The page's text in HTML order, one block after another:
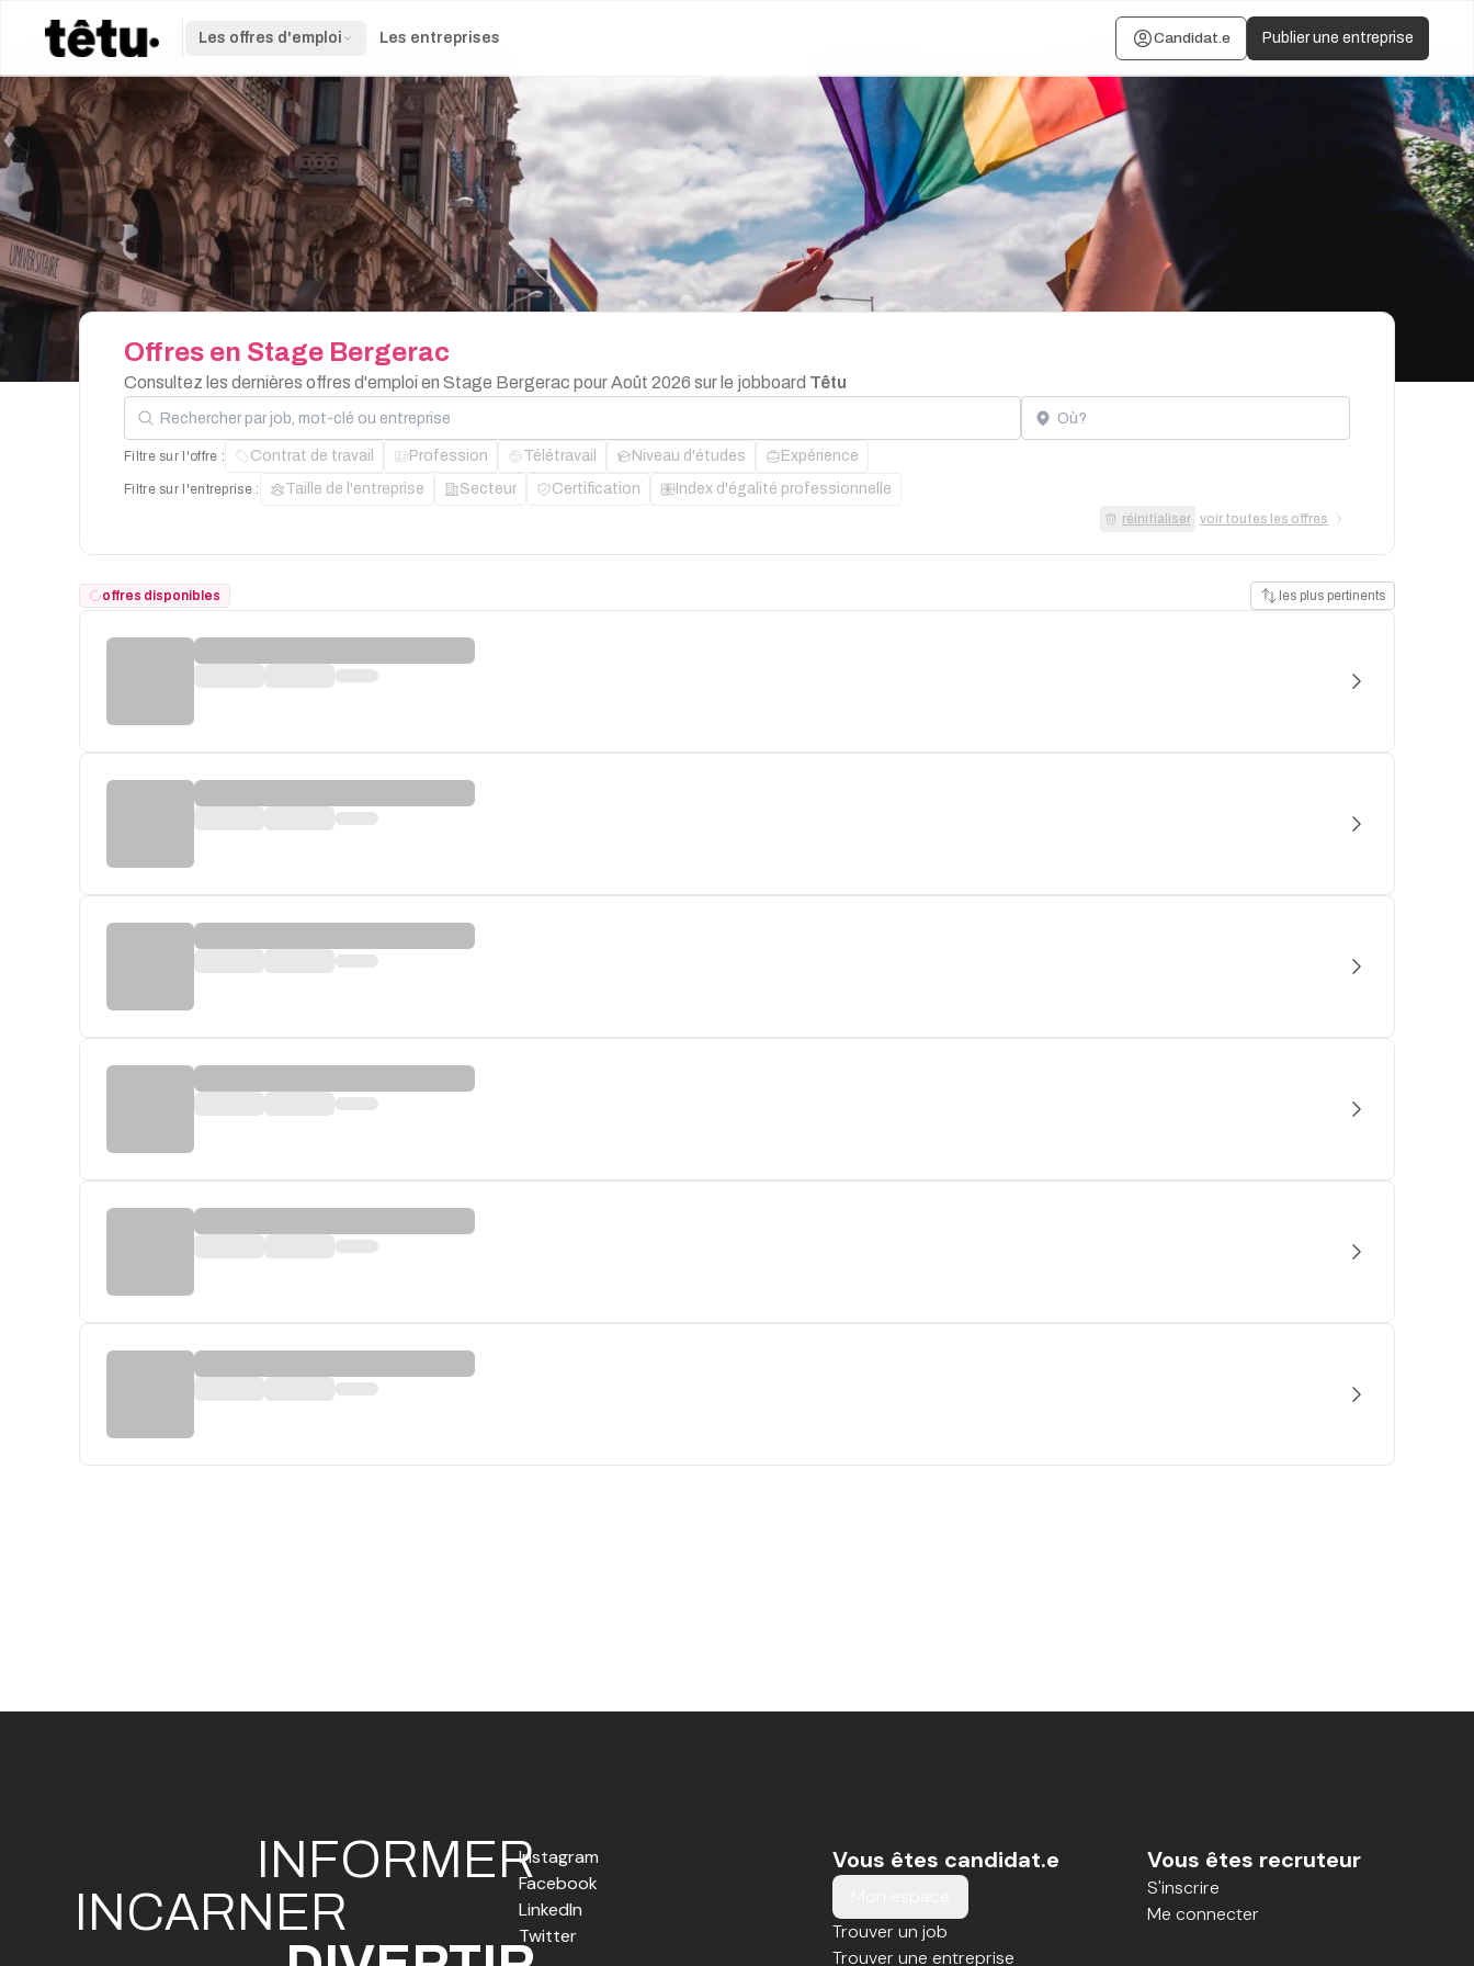
Les offres d'emploi Les entreprises Candidat.e Publier une entreprise
Offres en Stage Bergerac
Consultez les dernières offres d'emploi en Stage Bergerac pour Août 2026 sur le jobboard Têtu
Rechercher par job, mot-clé ou entreprise Localisation
Filtre sur l'offre : Contrat de travail Profession Télétravail Niveau d'études Expérience
Filtre sur l'entreprise : Taille de l'entreprise Secteur Certification Index d'égalité professionnelle
réinitialiser voir toutes les offres
offres disponibles les plus pertinents
INFORMER
INCARNER
Instagram
Facebook
LinkedIn
Twitter
Vous êtes candidat.e
Trouver un job
Trouver une entreprise
Vous êtes recruteur
S'inscrire
Me connecter